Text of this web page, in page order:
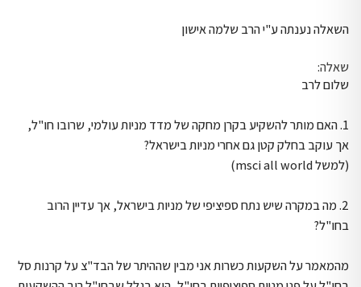
השאלה נענתה ע"י הרב שלמה אישון
שאלה:
שלום לרב
1. האם מותר להשקיע בקרן מחקה של מדד מניות עולמי, שרובו חו"ל,
אך עוקב בחלק קטן גם אחרי מניות בישראל?
(למשל msci all world)
2. מה במקרה שיש נתח ספיציפי של מניות בישראל, אך עדיין הרוב
בחו"ל?
מהמאמר על השקעות כשרות אני מבין שההיתר של הבד"צ על קרנות סל